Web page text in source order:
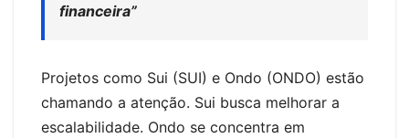
financeira”
Projetos como Sui (SUI) e Ondo (ONDO) estão
chamando a atenção. Sui busca melhorar a
escalabilidade. Ondo se concentra em